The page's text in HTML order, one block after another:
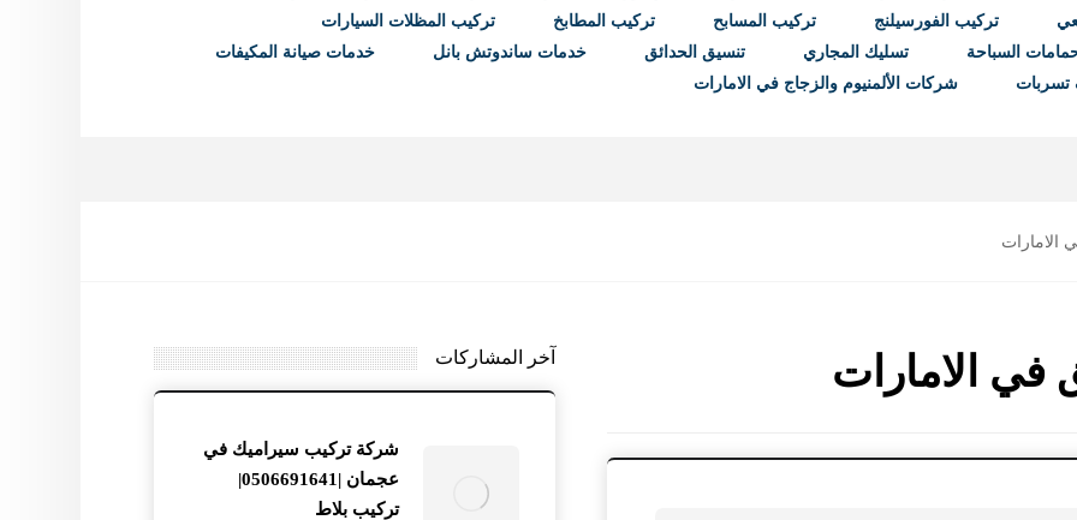
تركيب الفورسيلنج تركيب المسابح تركيب المطابخ
تركيب المظلات السيارات
السباحة تسليك المجاري تنسيق الحدائق خدمات ساندوتش بانل
خدمات صيانة المكيفات
شركات الألمنيوم والزجاج في الامارات
الامارات
في الامارات آخر المشاركات
شركة تركيب سيراميك في
عجمان |0506691641|
تركيب بلاط